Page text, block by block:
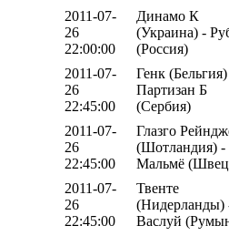
2011-07-
26
22:00:00
Динамо К
(Украина) -
(Россия)
2011-07-
26
22:45:00
Генк
Партизан Б
(Сербия)
2011-07-
26
22:45:00
Глазго
(Шотландия) -
Мальмё
2011-07-
26
22:45:00
Твенте
(Нидерланды)
Васлуй